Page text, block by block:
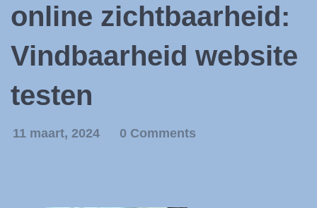
online zichtbaarheid:
Vindbaarheid website
testen
11 maart, 2024 0 Comments